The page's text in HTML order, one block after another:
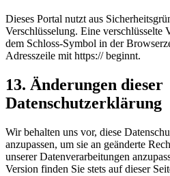
Dieses Portal nutzt aus
Verschlüsselung. Eine verschlüsselte
dem Schloss-Symbol in der
Adresszeile mit https:// beginnt.
13. Änderungen dieser
Datenschutzerklärung
Wir behalten uns vor, diese
anzupassen, um sie an geänderte
unserer Datenverarbeitungen
Version finden Sie stets auf dieser